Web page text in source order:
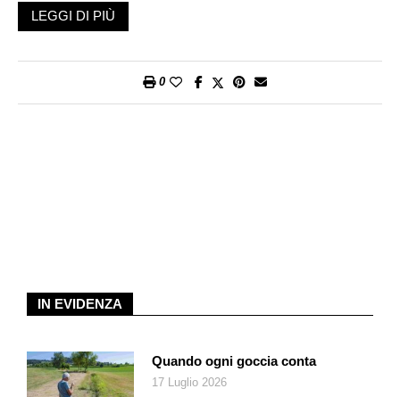
quando, nel presentare le originali collaboratrici, il portavoce
delle FFS Daniele Pallecchi ha annunciato: «Abbiamo un totale
una sorpresa se i nostri percorsi ferroviari sono molto puliti».
discrezione: «Sono meno rumorose del tosaerba, e sono
Pensando al fatto che ogni pecora è attiva per circa ventidue
ore al giorno, su una superficie delle dimensioni di una grande
LEGGI DI PIÙ
0
IN EVIDENZA
Quando ogni goccia conta
17 Luglio 2026